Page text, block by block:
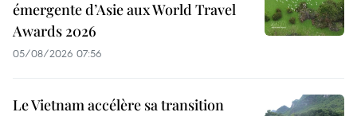
émergente d’Asie aux World Travel
Awards 2026
05/08/2026 07:56
Le Vietnam accélère sa transition